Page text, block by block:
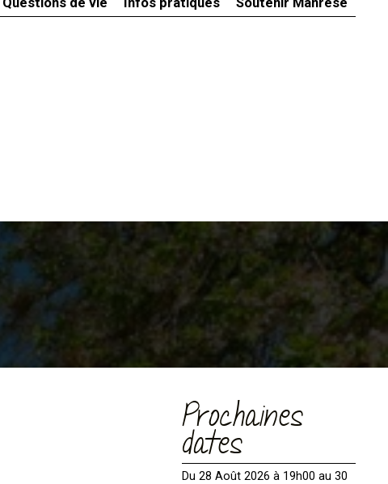
Prochaines
dates
Du 28 Août 2026 à 19h00 au 30